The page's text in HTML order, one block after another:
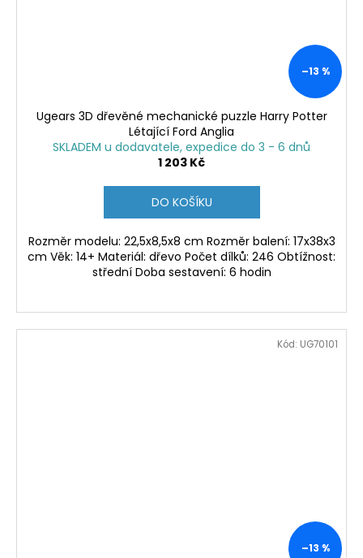
–13 %
Ugears 3D dřevěné mechanické puzzle Harry Potter
Létající Ford Anglia
SKLADEM u dodavatele, expedice do 3 - 6 dnů
1 203 Kč
DO KOŠÍKU
Rozměr modelu: 22,5x8,5x8 cm Rozměr balení: 17x38x3
cm Věk: 14+ Materiál: dřevo Počet dílků: 246 Obtížnost:
střední Doba sestavení: 6 hodin
–13 %
Kód: UG70101